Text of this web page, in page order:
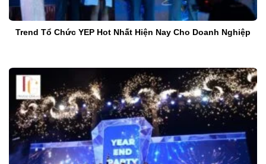
Trend Tổ Chức YEP Hot Nhất Hiện Nay Cho Doanh Nghiệp